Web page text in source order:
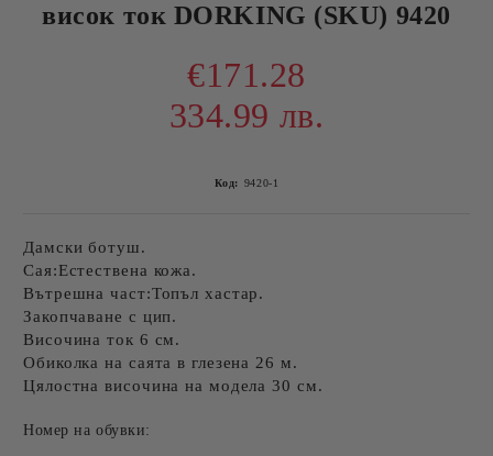
висок ток DORKING (SKU) 9420
€171.28
334.99 лв.
Код: 9420-1
Дамски ботуш.
Сая:Естествена кожа.
Вътрешна част:Топъл хастар.
Закопчаване с цип.
Височина ток 6 см.
Обиколка на саята в глезена 26 м.
Цялостна височина на модела 30 см.
Номер на обувки: